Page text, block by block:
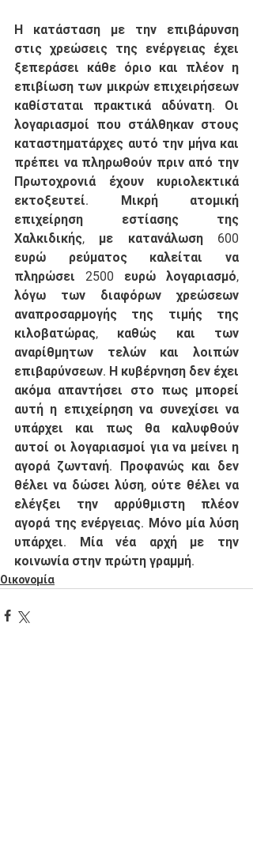
Η κατάσταση με την επιβάρυνση
στις χρεώσεις της ενέργειας έχει
ξεπεράσει κάθε όριο και πλέον η
επιβίωση των μικρών επιχειρήσεων
καθίσταται πρακτικά αδύνατη. Οι
λογαριασμοί που στάλθηκαν στους
καταστηματάρχες αυτό την μήνα και
πρέπει να πληρωθούν πριν από την
Πρωτοχρονιά έχουν κυριολεκτικά
εκτοξευτεί. Μικρή ατομική
επιχείρηση εστίασης της
Χαλκιδικής, με κατανάλωση 600
ευρώ ρεύματος καλείται να
πληρώσει 2500 ευρώ λογαριασμό,
λόγω των διαφόρων χρεώσεων
αναπροσαρμογής της τιμής της
κιλοβατώρας, καθώς και των
αναρίθμητων τελών και λοιπών
επιβαρύνσεων. Η κυβέρνηση δεν έχει
ακόμα απαντήσει στο πως μπορεί
αυτή η επιχείρηση να συνεχίσει να
υπάρχει και πως θα καλυφθούν
αυτοί οι λογαριασμοί για να μείνει η
αγορά ζωντανή. Προφανώς και δεν
θέλει να δώσει λύση, ούτε θέλει να
ελέγξει την αρρύθμιστη πλέον
αγορά της ενέργειας. Μόνο μία λύση
υπάρχει. Μία νέα αρχή με την
κοινωνία στην πρώτη γραμμή.
Οικονομία